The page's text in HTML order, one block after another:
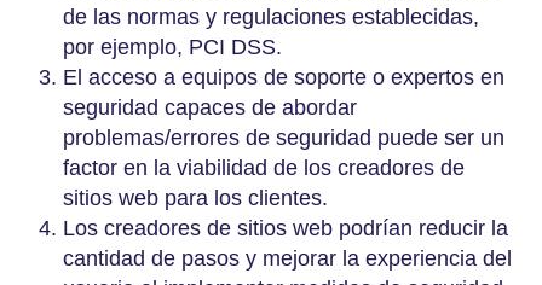
de las normas y regulaciones establecidas,
por ejemplo, PCI DSS.
El acceso a equipos de soporte o expertos en
seguridad capaces de abordar
problemas/errores de seguridad puede ser un
factor en la viabilidad de los creadores de
sitios web para los clientes.
Los creadores de sitios web podrían reducir la
cantidad de pasos y mejorar la experiencia del